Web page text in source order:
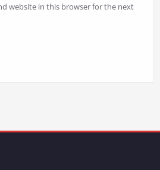
website in this browser for the next